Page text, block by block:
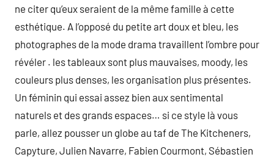
ne citer qu’eux seraient de la même famille à cette
esthétique. A l’opposé du petite art doux et bleu, les
photographes de la mode drama travaillent l’ombre pour
révéler . les tableaux sont plus mauvaises, moody, les
couleurs plus denses, les organisation plus présentes.
Un féminin qui essai assez bien aux sentimental
naturels et des grands espaces… si ce style là vous
parle, allez pousser un globe au taf de The Kitcheners,
Capyture, Julien Navarre, Fabien Courmont, Sébastien